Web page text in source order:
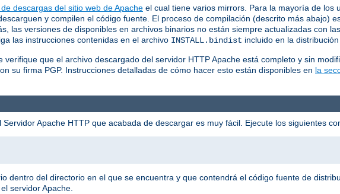
descargas del sitio web de Apache el cual tiene varios mirrors. Para la mayoría de los
y compilen el código fuente. El proceso de compilación (descrito más abajo)
las versiones de disponibles en archivos binarios no están siempre actualizadas con
las instrucciones contenidas en el archivo INSTALL.bindist incluido en la distribución
que el archivo descargado del servidor HTTP Apache está completo y sin
su firma PGP. Instrucciones detalladas de cómo hacer esto están disponibles en la
Apache HTTP que acabada de descargar es muy fácil. Ejecute los siguientes
dentro del directorio en el que se encuentra y que contendrá el código fuente de
servidor Apache.